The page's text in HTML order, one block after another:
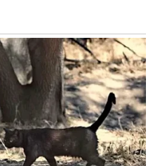
do vas i koliko vas